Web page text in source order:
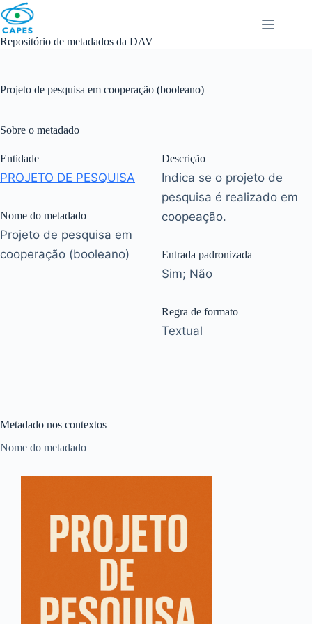
Skip
to
content
Repositório de metadados da DAV
Projeto de pesquisa em cooperação (booleano)
Sobre o metadado
Entidade
PROJETO DE PESQUISA
Nome do metadado
Projeto de pesquisa em
cooperação (booleano)
Descrição
Indica se o projeto de
pesquisa é realizado em
coopeação.
Entrada padronizada
Sim; Não
Regra de formato
Textual
Metadado nos contextos
Nome do metadado